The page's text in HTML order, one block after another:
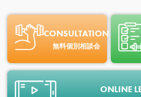
CONSULTATION
無料個別相談会
ONLINE